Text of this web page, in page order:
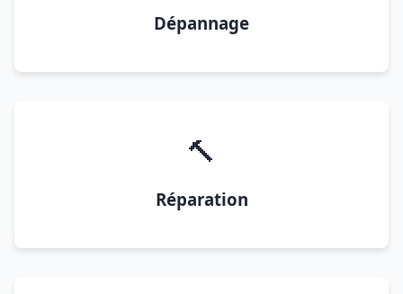
Dépannage
🔨
Réparation